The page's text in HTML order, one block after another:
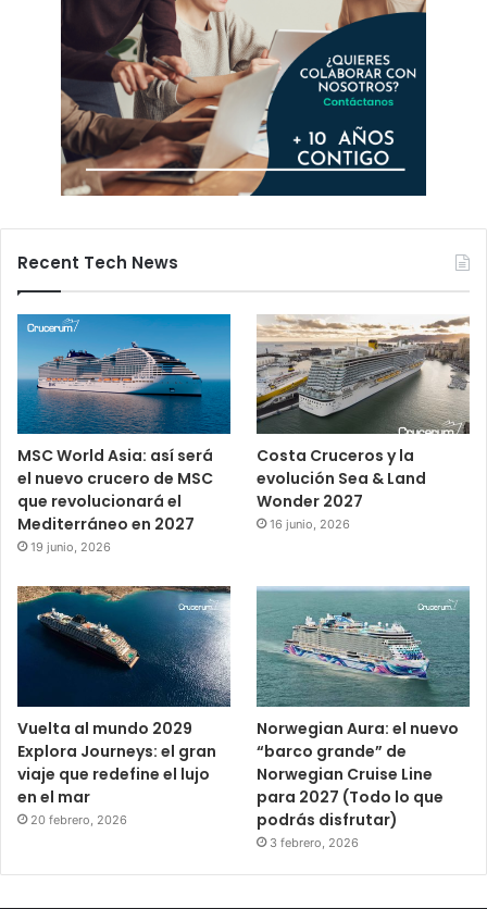
Recent Tech News
MSC World Asia: así será
el nuevo crucero de MSC
que revolucionará el
Mediterráneo en 2027
19 junio, 2026
Costa Cruceros y la
evolución Sea & Land
Wonder 2027
16 junio, 2026
Vuelta al mundo 2029
Explora Journeys: el gran
viaje que redefine el lujo
en el mar
20 febrero, 2026
Norwegian Aura: el nuevo
“barco grande” de
Norwegian Cruise Line
para 2027 (Todo lo que
podrás disfrutar)
3 febrero, 2026